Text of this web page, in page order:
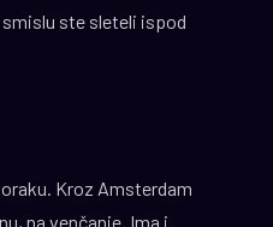
ste sleteli ispod
Kroz Amsterdam
na venčanje. Ima i